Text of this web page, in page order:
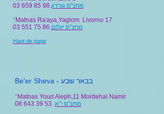
03 659 85 98.מתנ"ס גורדון
° Matnas Ra'aya,Yaglom Livorno 17
03 551 75 86.מתנ"ס יגלום
Haut de page
Be'er Sheva - בבאר שבע
° Matnas Youd Aleph,11 Mordehai Namir
08 643 39 53. מתנ”ס י”א